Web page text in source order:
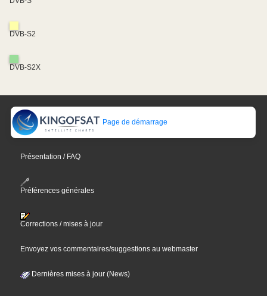
DVB-S2
DVB-S2X
Page de démarrage
Présentation / FAQ
Préférences générales
Corrections / mises à jour
Envoyez vos commentaires/suggestions au webmaster
Dernières mises à jour (News)